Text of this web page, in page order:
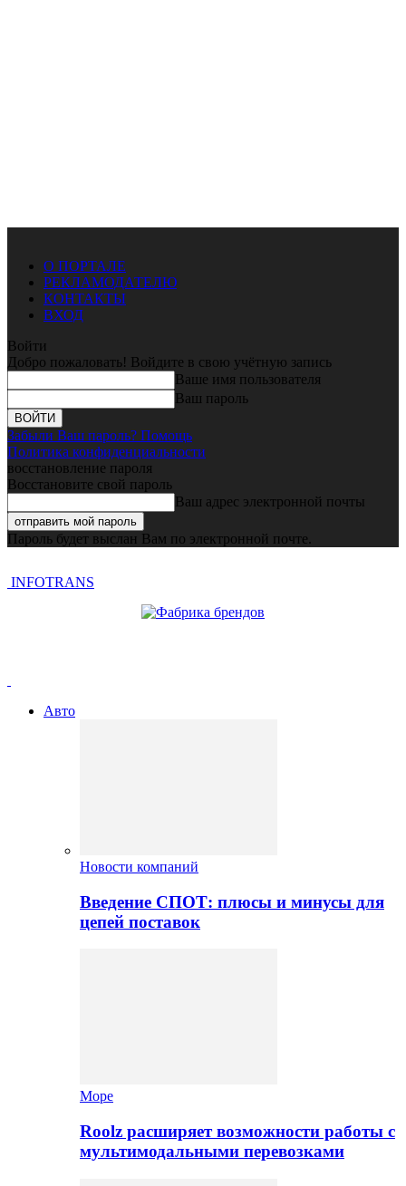
О ПОРТАЛЕ
РЕКЛАМОДАТЕЛЮ
КОНТАКТЫ
ВХОД
Войти
Добро пожаловать! Войдите в свою учётную запись
Ваше имя пользователя
Ваш пароль
Забыли Ваш пароль? Помощь
Политика конфиденциальности
восстановление пароля
Восстановите свой пароль
Ваш адрес электронной почты
Пароль будет выслан Вам по электронной почте.
INFOTRANS
Авто
Новости компаний
Введение СПОТ: плюсы и минусы для
цепей поставок
Море
Roolz расширяет возможности работы с
мультимодальными перевозками